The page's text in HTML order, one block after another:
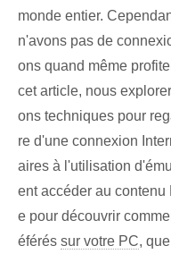
monde entier.
n'avons pas de
ons quand même
cet article, nous
ons techniques pour
re d'une connexion
aires à l'utilisation
ent accéder au
e pour découvrir
éférés sur votre PC,